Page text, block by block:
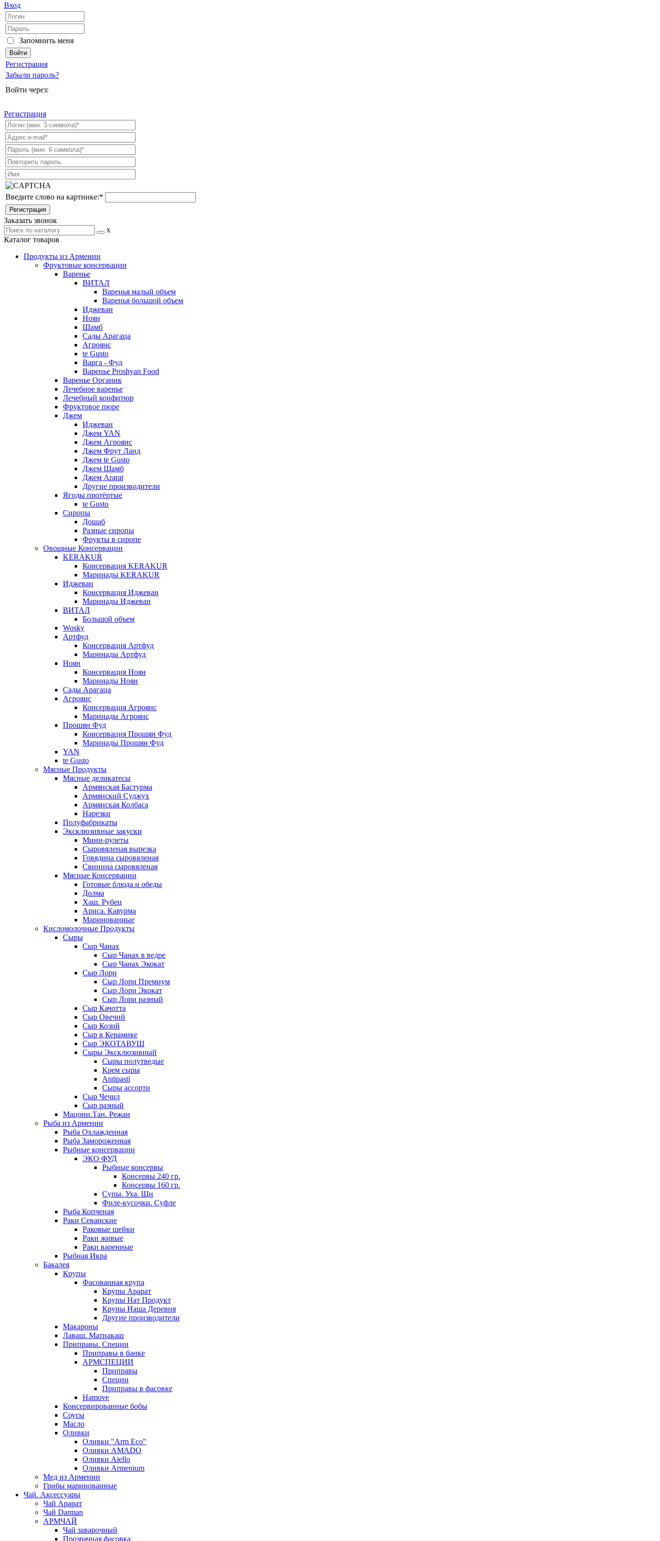
Вход
Запомнить меня
Регистрация
Забыли пароль?
Войти через:
Регистрация
Введите слово на картинке:*
Заказать звонок
x
Каталог товаров
Продукты из Армении
Фруктовые консервации
Варенье
ВИТАЛ
Варенья малый объем
Варенья большой объем
Иджеван
Ноян
Шамб
Сады Арагаца
Агроянс
te Gusto
Варга - Фуд
Варенье Proshyan Food
Варенье Органик
Лечебное варенье
Лечебный конфитюр
Фруктовое пюре
Джем
Иджеван
Джем YAN
Джем Агроянс
Джем Фрут Ланд
Джем te Gusto
Джем Шамб
Джем Ararat
Другие производители
Ягоды протёртые
te Gusto
Сиропы
Дошаб
Разные сиропы
Фрукты в сиропе
Овощные Консервации
KERAKUR
Консервация KERAKUR
Маринады KERAKUR
Иджеван
Консервация Иджеван
Маринады Иджеван
ВИТАЛ
Большой объем
Wosky
Артфуд
Консервация Артфуд
Маринады Артфуд
Ноян
Консервация Ноян
Маринады Ноян
Сады Арагаца
Агроянс
Консервация Агроянс
Маринады Агроянс
Прошян Фуд
Консервация Прошян Фуд
Маринады Прошян Фуд
YAN
te Gusto
Мясные Продукты
Мясные деликатесы
Армянская Бастурма
Армянский Суджух
Армянская Колбаса
Нарезки
Полуфабрикаты
Эксклюзивные закуски
Мини-рулеты
Сыровяленая вырезка
Говядина сыровяленая
Свинина сыровяленая
Мясные Консервации
Готовые блюда и обеды
Долма
Хаш. Рубец
Ариса. Кавурма
Маринованные
Кисломолочные Продукты
Сыры
Сыр Чанах
Сыр Чанах в ведре
Сыр Чанах Экокат
Сыр Лори
Сыр Лори Премиум
Сыр Лори Экокат
Сыр Лори разный
Сыр Качотта
Сыр Овечий
Сыр Козий
Сыр в Керамике
Сыр ЭКОТАВУШ
Сыры Эксклюзивный
Сыры полутведые
Крем сыры
Antipasti
Сыры ассорти
Сыр Чечил
Сыр разный
Мацони.Тан. Режан
Рыба из Армении
Рыба Охлажденная
Рыба Замороженная
Рыбные консервации
ЭКО ФУД
Рыбные консервы
Консервы 240 гр.
Консервы 160 гр.
Супы. Уха. Щи
Филе-кусочки. Суфле
Рыба Копченая
Раки Севанские
Раковые шейки
Раки живые
Раки варенные
Рыбная Икра
Бакалея
Крупы
Фасованная крупа
Крупы Арарат
Крупы Нат Продукт
Крупы Наша Деревня
Другие производители
Макароны
Лаваш. Матнакаш
Приправы. Специи
Приправы в банке
АРМСПЕЦИИ
Приправы
Специи
Приправы в фасовке
Hamove
Консервированные бобы
Соусы
Масло
Оливки
Оливки "Arm Eco"
Оливки AMADO
Оливки Aiello
Оливки Armenium
Мед из Армении
Грибы маринованные
Чай. Аксессуары
Чай Арарат
Чай Darman
АРМЧАЙ
Чай заварочный
Прозрачная фасовка